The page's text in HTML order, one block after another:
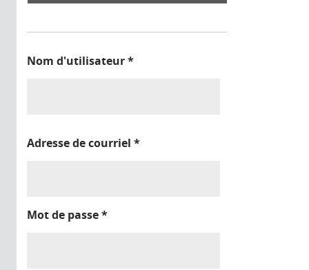
Nom d'utilisateur*
Adresse de courriel *
Mot de passe*